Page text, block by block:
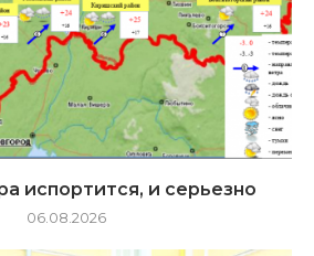
испортится, и серьезно
06.08.2026